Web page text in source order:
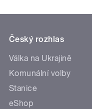
Český rozhlas
Válka na Ukrajině
Komunální volby
Stanice
eShop